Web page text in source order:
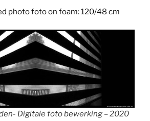
photo foto on foam: 120/48 cm
Digitale foto bewerking – 2020